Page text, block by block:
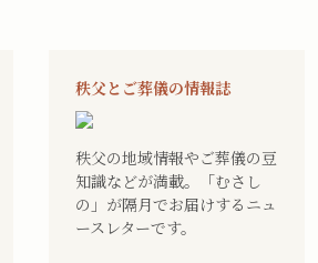
秩父とご葬儀の情報誌
秩父の地域情報やご葬儀の豆
知識などが満載。「むさし
の」が隔月でお届けするニュ
ースレターです。